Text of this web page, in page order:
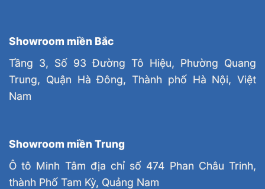
Showroom miền Bắc
Tầng 3, Số 93 Đường Tô Hiệu, Phường Quang
Trung, Quận Hà Đông, Thành phố Hà Nội, Việt
Nam
Showroom miền Trung
Ô tô Minh Tâm địa chỉ số 474 Phan Châu Trinh,
thành Phố Tam Kỳ, Quảng Nam